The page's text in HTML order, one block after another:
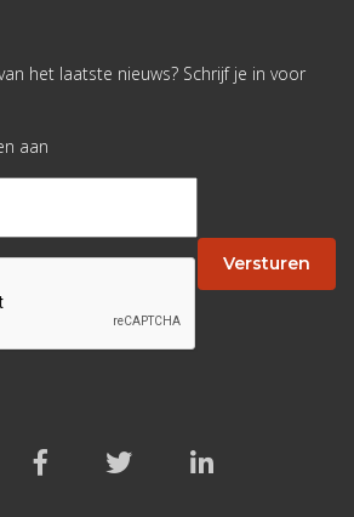
het laatste nieuws? Schrijf je in voor
aan
Versturen